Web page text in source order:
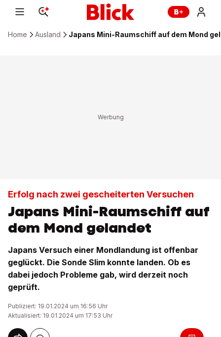
Home Ausland Japans Mini-Raumschiff auf dem Mond
Erfolg nach zwei gescheiterten Versuchen
Japans Mini-Raumschiff auf
dem Mond gelandet
Japans Versuch einer Mondlandung ist offenbar
geglückt. Die Sonde Slim konnte landen. Ob es
dabei jedoch Probleme gab, wird derzeit noch
geprüft.
Publiziert: 19.01.2024 um 16:56 Uhr
Aktualisiert: 19.01.2024 um 17:53 Uhr